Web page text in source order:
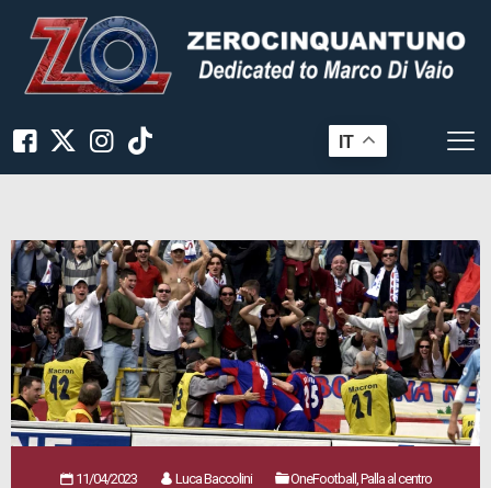
IT
11/04/2023 Luca Baccolini OneFootball, Palla al centro